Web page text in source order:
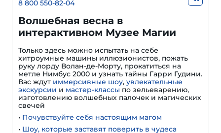
8 800 550-82-04
Волшебная весна в
интерактивном Музее Магии
Только здесь можно испытать на себе
хитроумные машины иллюзионистов, пожать
руку лорду Волан-де-Морту, прокатиться на
метле Нимбус 2000 и узнать тайны Гарри Гудини.
Вас ждут иммерсивные шоу, увлекательные
экскурсии и мастер-классы по зельеварению,
изготовлению волшебных палочек и магических
свечей
• Почувствуйте себя настоящим магом
• Шоу, которые заставят поверить в чудеса